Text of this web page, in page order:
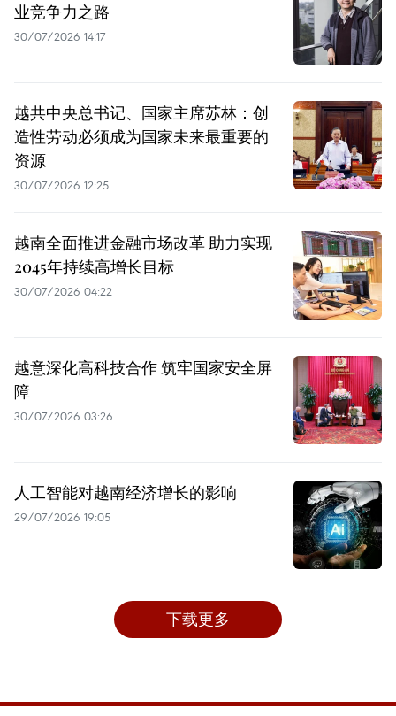
业竞争力之路
30/07/2026 14:17
越共中央总书记、国家主席苏林：创
造性劳动必须成为国家未来最重要的
资源
30/07/2026 12:25
越南全面推进金融市场改革 助力实现
2045年持续高增长目标
30/07/2026 04:22
越意深化高科技合作 筑牢国家安全屏
障
30/07/2026 03:26
人工智能对越南经济增长的影响
29/07/2026 19:05
下载更多